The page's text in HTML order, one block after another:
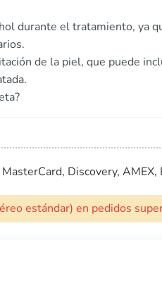
durante el tratamiento, ya
de la piel, que puede
Discovery,
estándar) en pedidos